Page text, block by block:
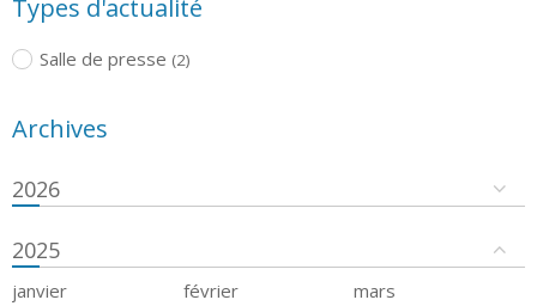
Types d'actualité
Salle de presse (2)
Archives
2026
2025
janvier février
mars